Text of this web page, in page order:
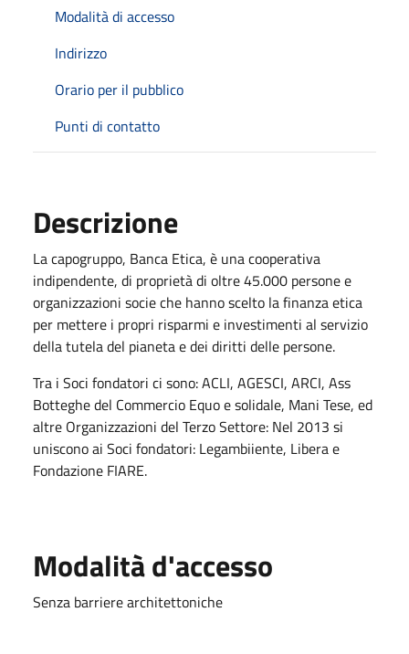
Modalità di accesso
Indirizzo
Orario per il pubblico
Punti di contatto
Descrizione
La capogruppo, Banca Etica, è una cooperativa
indipendente, di proprietà di oltre 45.000 persone e
organizzazioni socie che hanno scelto la finanza etica
per mettere i propri risparmi e investimenti al servizio
della tutela del pianeta e dei diritti delle persone.
Tra i Soci fondatori ci sono: ACLI, AGESCI, ARCI, Ass
Botteghe del Commercio Equo e solidale, Mani Tese, ed
altre Organizzazioni del Terzo Settore: Nel 2013 si
uniscono ai Soci fondatori: Legambiiente, Libera e
Fondazione FIARE.
Modalità d'accesso
Senza barriere architettoniche